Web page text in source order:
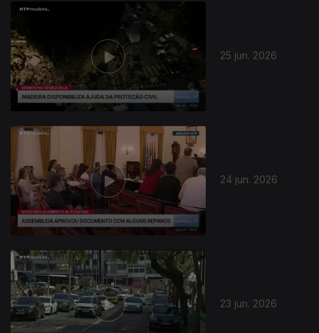
25 jun. 2026
24 jun. 2026
23 jun. 2026